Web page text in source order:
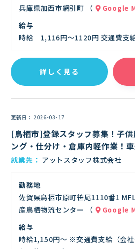
兵庫県加西市網引町 （
Google
給与
時給 1,116円～1120円 交通費支
詳しく見る
更新日 2026-03-17
[鳥栖市]登録スタッフ募集！子
ング・仕分け・倉庫内軽作業！
就業先 アットスタッフ株式会社
勤務地
佐賀県鳥栖市原町笹尾1110番1
産鳥栖物流センター （
Google
給与
時給1,150円～ ※交通費支給（会